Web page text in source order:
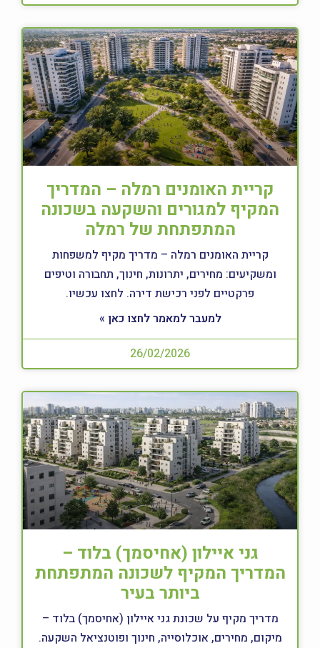
קריית האומנים רמלה – המדריך
המקיף למגורים והשקעה בשכונה
המתפתחת של רמלה
קריית האומנים רמלה – מדריך מקיף למשפחות
ומשקיעים: מחירים, יתרונות, חינוך, תחבורה וטיפים
פרקטיים לפני רכישת דירה. לחצו עכשיו.
למעבר למאמר לחצו כאן »
26/02/2026
גני איילון (אחיסמך) בלוד –
המדריך המקיף לשכונה המתפתחת
ביותר בעיר
מדריך מקיף על שכונת גני איילון (אחיסמך) בלוד –
מיקום, מחירים, אוכלוסייה, חינוך ופוטנציאל השקעה.